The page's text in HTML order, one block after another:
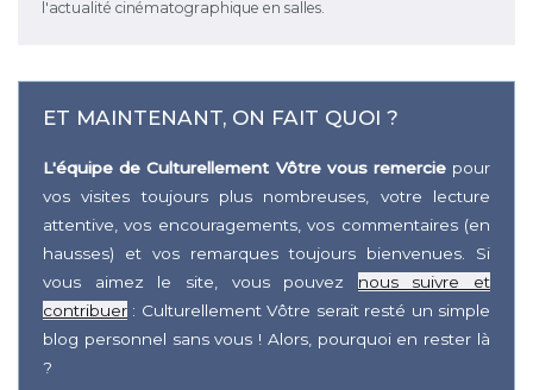
l'actualité cinématographique en salles.
ET MAINTENANT, ON FAIT QUOI ?
L'équipe de Culturellement Vôtre vous remerciepour
vos visites toujours plus nombreuses, votre lecture
attentive, vos encouragements, vos commentaires (en
hausses) et vos remarques toujours bienvenues. Si
vous aimez le site, vous pouvez nous suivre et
contribuer : Culturellement Vôtre serait resté un simple
blog personnel sans vous ! Alors, pourquoi en rester là
?